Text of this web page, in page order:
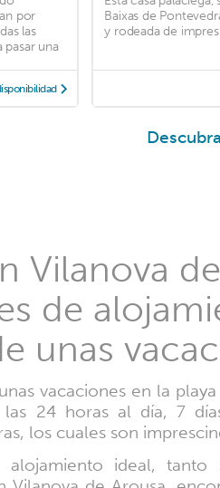
por
las
una
Baixas de
y rodeada de
Vilanova
de
unas
vacaciones en la
24 horas al día, 7
los cuales son
alojamiento ideal,